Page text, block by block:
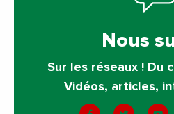
Nous
Sur les réseaux ! Du
Vidéos, articles,